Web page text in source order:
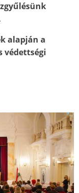
alapján a
védettségi